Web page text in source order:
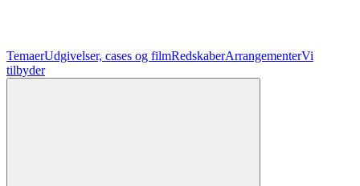
TemaerUdgivelser, cases og filmRedskaberArrangementerVi
tilbyder